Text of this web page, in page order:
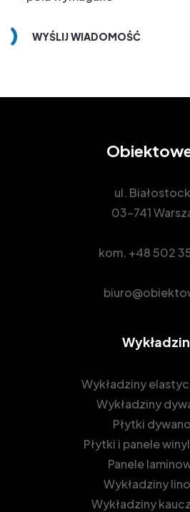
WYŚLIJ WIADOMOŚĆ
ul.
03-741
kom. +48 502
Wykładziny
Wykładziny
Płytki
Płytki i panele
Panele
Wykładziny
Wykładziny